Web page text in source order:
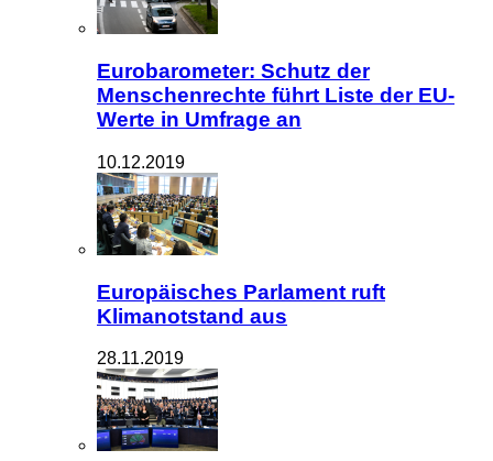
Eurobarometer: Schutz der
Menschenrechte führt Liste der EU-
Werte in Umfrage an
10.12.2019
Europäisches Parlament ruft
Klimanotstand aus
28.11.2019